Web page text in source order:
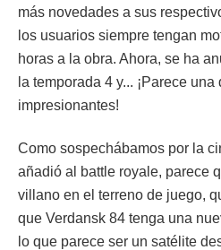
más novedades a sus
los usuarios siempre tengan
horas a la obra. Ahora, se ha
la temporada 4 y... ¡Parece una
impresionantes!
Como sospechábamos por la
añadió al battle royale, parece
villano en el terreno de juego,
que Verdansk 84 tenga una
lo que parece ser un satélite